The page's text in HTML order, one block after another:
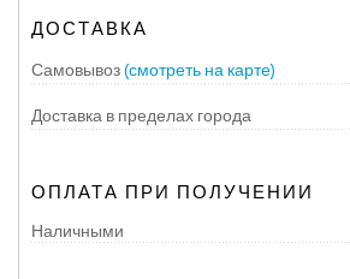
ДОСТАВКА
Самовывоз(смотреть на карте)
Доставка в пределах города
ОПЛАТА ПРИ ПОЛУЧЕНИИ
Наличными